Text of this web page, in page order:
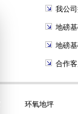
我公
地磅基
地磅基
合作
环氧地坪